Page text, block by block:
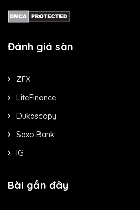
Đánh giá sàn
ZFX
LiteFinance
Dukascopy
Saxo Bank
IG
Bài gần đây